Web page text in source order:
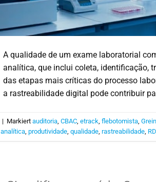
A qualidade de um exame laboratorial
analítica, que inclui coleta, identificação,
das etapas mais críticas do processo
a rastreabilidade digital pode contribuir
| Markiertauditoria ,CBAC ,etrack ,flebotomista ,
analítica ,produtividade ,qualidade ,rastreabilidade